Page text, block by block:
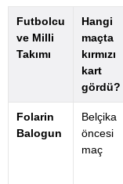
Futbolcu
ve Milli
Takımı
Hangi
maçta
kırmızı
kart
gördü?
Folarin
Balogun
Belçika
öncesi
maç